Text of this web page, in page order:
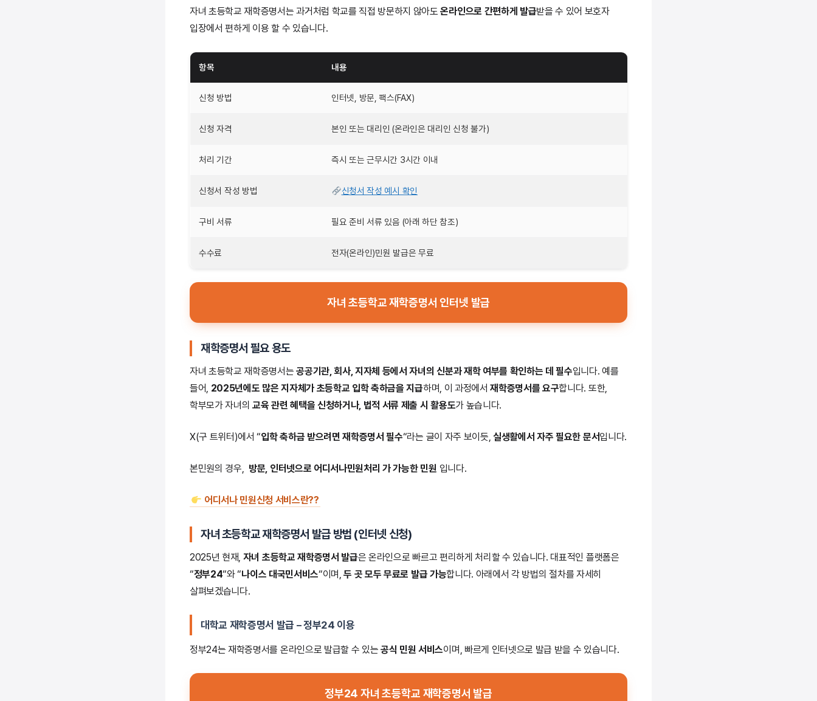
자녀 초등학교 재학증명서는 과거처럼 학교를 직접 방문하지 않아도온라인으로 간편하게 발급받을 수 있어 보호자
입장에서 편하게 이용 할 수 있습니다.
항목 내용
신청 방법 인터넷, 방문, 팩스(FAX)
신청 자격 본인 또는 대리인 (온라인은 대리인 신청 불가)
처리 기간 즉시 또는 근무시간 3시간 이내
신청서 작성 방법 신청서 작성 예시 확인
구비 서류 필요 준비 서류 있음 (아래 하단 참조)
수수료 전자(온라인)민원 발급은 무료
자녀 초등학교 재학증명서 인터넷 발급
재학증명서 필요 용도
자녀 초등학교 재학증명서는공공기관, 회사, 지자체 등에서 자녀의 신분과 재학 여부를 확인하는 데 필수입니다. 예를
들어, 2025년에도 많은 지자체가 초등학교 입학 축하금을 지급하며, 이 과정에서재학증명서를 요구합니다. 또한,
학부모가 자녀의교육 관련 혜택을 신청하거나, 법적 서류 제출 시 활용도가 높습니다.
X(구 트위터)에서 “입학 축하금 받으려면 재학증명서 필수“라는 글이 자주 보이듯, 실생활에서 자주 필요한 문서입니다.
본민원의 경우, 방문, 인터넷으로 어디서나민원처리 가 가능한 민원 입니다.
어디서나 민원신청 서비스란??
자녀 초등학교 재학증명서 발급 방법 (인터넷 신청)
2025년 현재, 자녀 초등학교 재학증명서 발급은 온라인으로 빠르고 편리하게 처리할 수 있습니다. 대표적인 플랫폼은
“정부24“와 “나이스 대국민서비스“이며,두 곳 모두 무료로 발급 가능합니다. 아래에서 각 방법의 절차를 자세히
살펴보겠습니다.
대학교 재학증명서 발급 – 정부24 이용
정부24는 재학증명서를 온라인으로 발급할 수 있는공식 민원 서비스이며, 빠르게 인터넷으로 발급 받을 수 있습니다.
정부24 자녀 초등학교 재학증명서 발급